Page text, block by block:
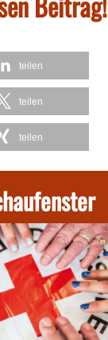
teilen
teilen
teilen